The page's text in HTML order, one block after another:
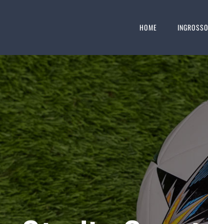
HOME INGROSSO